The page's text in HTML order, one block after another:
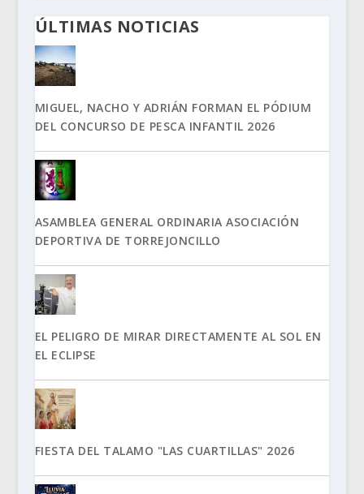
ÚLTIMAS NOTICIAS
MIGUEL, NACHO Y ADRIÁN FORMAN EL PÓDIUM
DEL CONCURSO DE PESCA INFANTIL 2026
ASAMBLEA GENERAL ORDINARIA ASOCIACIÓN
DEPORTIVA DE TORREJONCILLO
EL PELIGRO DE MIRAR DIRECTAMENTE AL SOL EN
EL ECLIPSE
FIESTA DEL TALAMO "LAS CUARTILLAS" 2026